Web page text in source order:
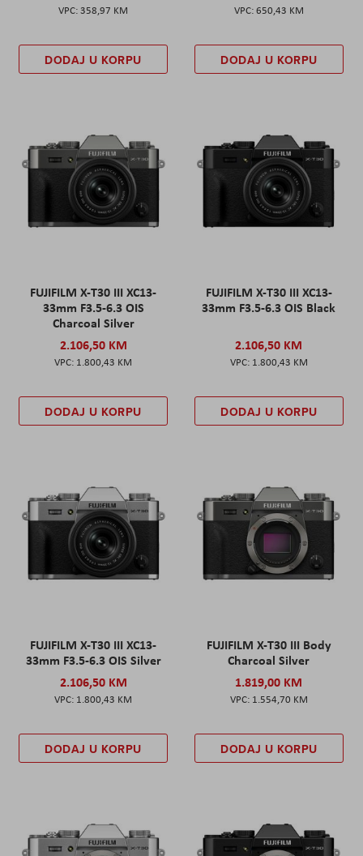
358,97 KM
DODAJ U KORPU
650,43 KM
DODAJ U KORPU
FUJIFILM X-T30 III XC13-
33mm F3.5-6.3 OIS
Charcoal Silver
2.106,50 KM
1.800,43 KM
DODAJ U KORPU
FUJIFILM X-T30 III XC13-
33mm F3.5-6.3 OIS Black
2.106,50 KM
1.800,43 KM
DODAJ U KORPU
FUJIFILM X-T30 III XC13-
33mm F3.5-6.3 OIS Silver
2.106,50 KM
1.800,43 KM
DODAJ U KORPU
FUJIFILM X-T30 III Body
Charcoal Silver
1.819,00 KM
1.554,70 KM
DODAJ U KORPU